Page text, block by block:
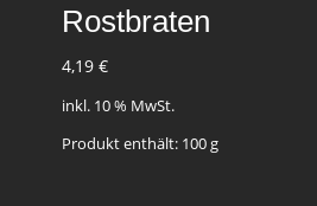
Rostbraten
4,19 €
inkl. 10 % MwSt.
Produkt enthält: 100g